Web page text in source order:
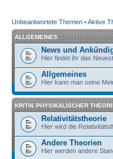
Unbeantwortete Themen •Aktive
ALLGEMEINES
News und
Hier findet ihr das
Allgemeines
Hier kann man seine
KRITIK PHYSIKALISCHER
Relativitätstheorie
Hier wird die
Andere Theorien
Hier werden andere